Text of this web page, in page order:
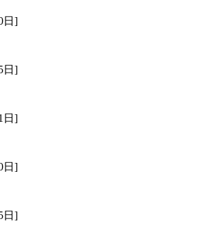
日]
日]
日]
日]
日]